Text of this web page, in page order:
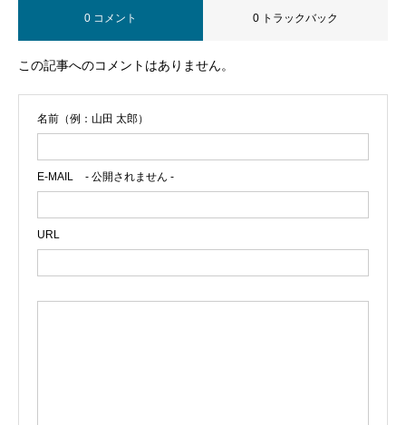
0 コメント 0 トラックバック
この記事へのコメントはありません。
名前（例：山田 太郎）
E-MAIL - 公開されません -
URL